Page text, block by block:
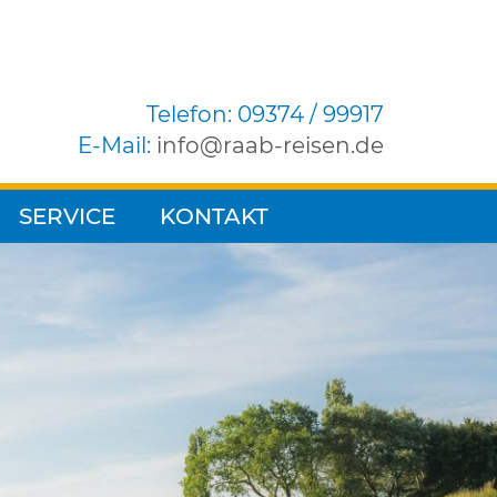
Telefon: 09374 / 99917
E-Mail: info raab-reisen.de
SERVICE
Reisegutscheine
KONTAKT
Wir sind für Sie da
Unser Team
Gruppenreisen